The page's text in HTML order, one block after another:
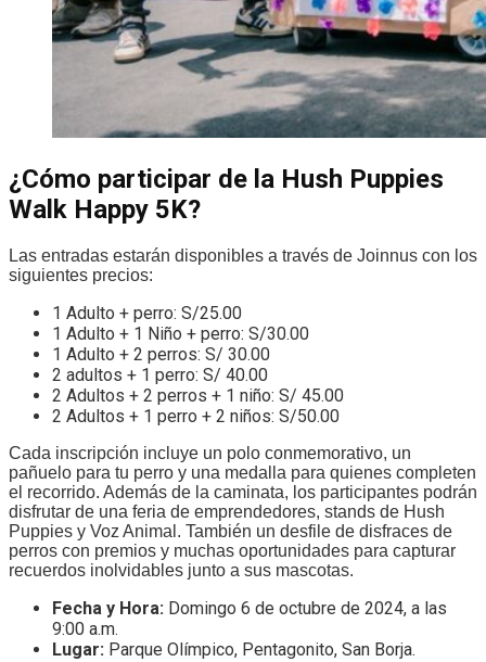
¿Cómo participar de la Hush Puppies
Walk Happy 5K?
Las entradas estarán disponibles a través de Joinnus con los
siguientes precios:
1 Adulto + perro: S/25.00
1 Adulto + 1 Niño + perro: S/30.00
1 Adulto + 2 perros: S/ 30.00
2 adultos + 1 perro: S/ 40.00
2 Adultos + 2 perros + 1 niño: S/ 45.00
2 Adultos + 1 perro + 2 niños: S/50.00
Cada inscripción incluye un polo conmemorativo, un
pañuelo para tu perro y una medalla para quienes completen
el recorrido. Además de la caminata, los participantes podrán
disfrutar de una feria de emprendedores, stands de Hush
Puppies y Voz Animal. También un desfile de disfraces de
perros con premios y muchas oportunidades para capturar
recuerdos inolvidables junto a sus mascotas.
Fecha y Hora: Domingo 6 de octubre de 2024, a las
9:00 a.m.
Lugar: Parque Olímpico, Pentagonito, San Borja.